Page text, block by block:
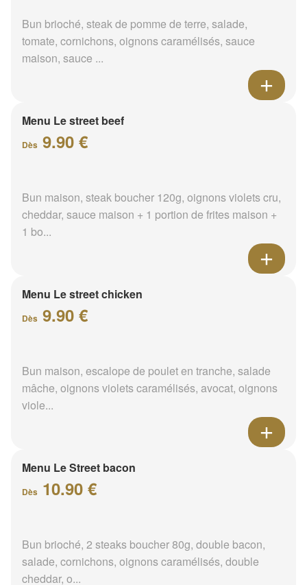
Bun brioché, steak de pomme de terre, salade,
tomate, cornichons, oignons caramélisés, sauce
maison, sauce ...
Menu Le street beef
Dès 9.90 €
Bun maison, steak boucher 120g, oignons violets cru,
cheddar, sauce maison + 1 portion de frites maison +
1 bo...
Menu Le street chicken
Dès 9.90 €
Bun maison, escalope de poulet en tranche, salade
mâche, oignons violets caramélisés, avocat, oignons
viole...
Menu Le Street bacon
Dès 10.90 €
Bun brioché, 2 steaks boucher 80g, double bacon,
salade, cornichons, oignons caramélisés, double
cheddar, o...